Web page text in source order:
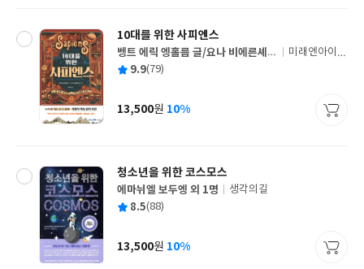
10대를 위한 사피엔스
글
쓴
벵트 에릭 엥홀름 글/요나 비에른셰르
나 그림/김아영 감수
출
사
미래엔아이세
평 9.9(79)
가
13,500원 10%
청소년을 위한 코스모스
글
쓴
에마뉘엘 보두엥 외 1명
출
사
생각의길
평 8.5(88)
가
13,500원 10%